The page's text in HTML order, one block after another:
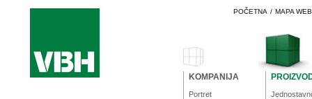
POČETNA / MAPA
KOMPANIJA
Portret